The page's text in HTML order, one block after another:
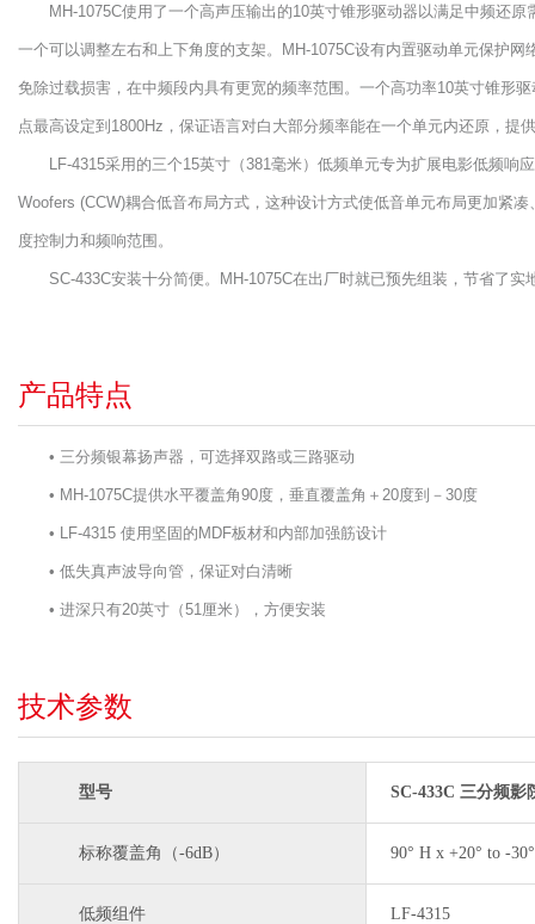
MH-1075C使用了一个高声压输出的10英寸锥形驱动器以满足中频还
一个可以调整左右和上下角度的支架。MH-1075C设有内置驱动单元保护
免除过载损害，在中频段内具有更宽的频率范围。一个高功率10英寸锥形
点最高设定到1800Hz，保证语言对白大部分频率能在一个单元内还原，提
LF-4315采用的三个15英寸（381毫米）低频单元专为扩展电影低频响
Woofers (CCW)耦合低音布局方式，这种设计方式使低音单元布局更加紧
度控制力和频响范围。
SC-433C安装十分简便。MH-1075C在出厂时就已预先组装，节省了
产品特点
• 三分频银幕扬声器，可选择双路或三路驱动
• MH-1075C提供水平覆盖角90度，垂直覆盖角＋20度到－30度
• LF-4315 使用坚固的MDF板材和内部加强筋设计
• 低失真声波导向管，保证对白清晰
• 进深只有20英寸（51厘米），方便安装
技术参数
型号 SC-433C 三分频影
标称覆盖角（-6dB） 90° H x +20° to -
低频组件 LF-4315